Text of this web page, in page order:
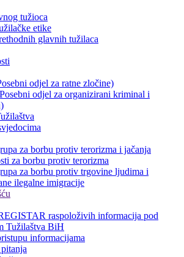
tužioca
etike
glavnih tužilaca
odjel za ratne zločine)
odjel za organizirani kriminal i
za borbu protiv terorizma i jačanja
za borbu protiv terorizma
za borbu protiv trgovine ljudima i
ilegalne imigracije
raspoloživih informacija pod
Tužilaštva BiH
informacijama